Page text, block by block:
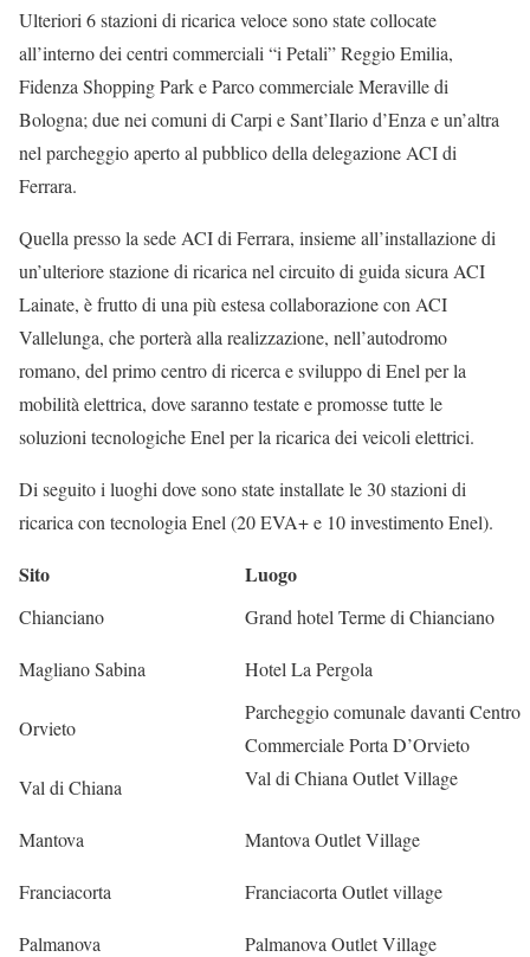
Ulteriori 6 stazioni di ricarica veloce sono state collocate
all’interno dei centri commerciali “i Petali” Reggio Emilia,
Fidenza Shopping Park e Parco commerciale Meraville di
Bologna; due nei comuni di Carpi e Sant’Ilario d’Enza e un’altra
nel parcheggio aperto al pubblico della delegazione ACI di
Ferrara.
Quella presso la sede ACI di Ferrara, insieme all’installazione di
un’ulteriore stazione di ricarica nel circuito di guida sicura ACI
Lainate, è frutto di una più estesa collaborazione con ACI
Vallelunga, che porterà alla realizzazione, nell’autodromo
romano, del primo centro di ricerca e sviluppo di Enel per la
mobilità elettrica, dove saranno testate e promosse tutte le
soluzioni tecnologiche Enel per la ricarica dei veicoli elettrici.
Di seguito i luoghi dove sono state installate le 30 stazioni di
ricarica con tecnologia Enel (20 EVA+ e 10 investimento Enel).
Sito Luogo
Chianciano Grand hotel Terme di Chianciano
Magliano Sabina Hotel La Pergola
Orvieto
Parcheggio comunale davanti Centro
Commerciale Porta D’Orvieto
Val di Chiana
Val di Chiana Outlet Village
Mantova Mantova Outlet Village
Franciacorta Franciacorta Outlet village
Palmanova Palmanova Outlet Village